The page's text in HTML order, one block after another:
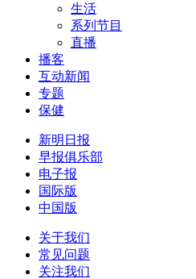
生活
系列节目
直播
播客
互动新闻
专题
保健
新明日报
早报俱乐部
电子报
国际版
中国版
关于我们
常见问题
关注我们